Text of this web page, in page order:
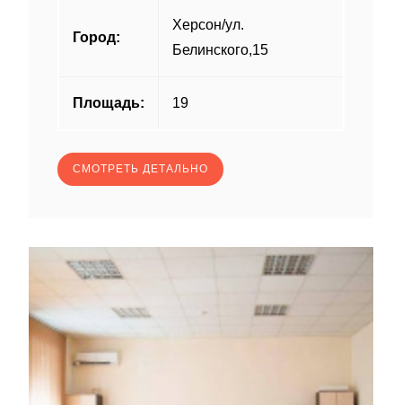
Город:
Херсон/ул.
Белинского,15
Площадь: 19
СМОТРЕТЬ ДЕТАЛЬНО